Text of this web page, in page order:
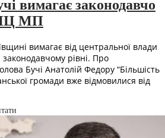
вимагає законодавчо
МП
вимагає від центральної влади
рівні. Про
Бучі Анатолій Федору “Більшість
громади вже відмовилися від